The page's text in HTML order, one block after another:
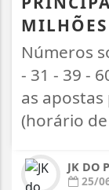
MILHÕES
Números
- 31 - 39 -
as
(horário
JK DO
25/